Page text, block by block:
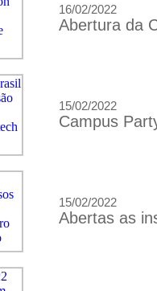
16/02/2022
Abertura da
15/02/2022
Campus
15/02/2022
Abertas as